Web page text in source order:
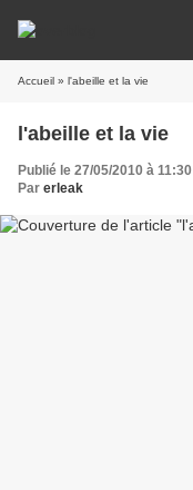
Accueil » l'abeille et la vie
l'abeille et la vie
Publié le 27/05/2010 à 11:30
Par erleak